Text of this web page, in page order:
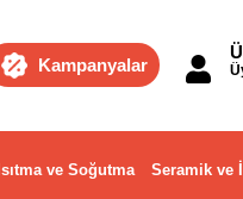
Kampanyalar
Isıtma ve Soğutma Seramik ve